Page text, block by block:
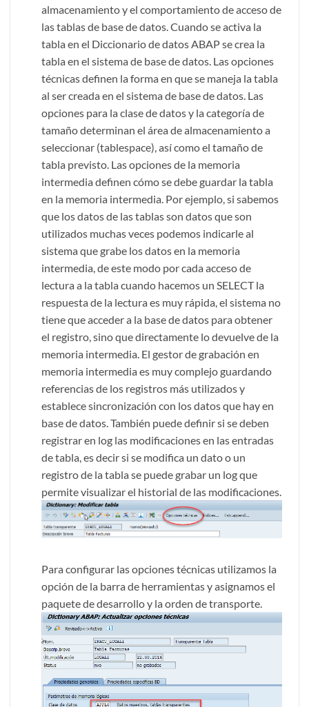
almacenamiento y el comportamiento de acceso de
las tablas de base de datos. Cuando se activa la
tabla en el Diccionario de datos ABAP se crea la
tabla en el sistema de base de datos. Las opciones
técnicas definen la forma en que se maneja la tabla
al ser creada en el sistema de base de datos. Las
opciones para la clase de datos y la categoría de
tamaño determinan el área de almacenamiento a
seleccionar (tablespace), así como el tamaño de
tabla previsto. Las opciones de la memoria
intermedia definen cómo se debe guardar la tabla
en la memoria intermedia. Por ejemplo, si sabemos
que los datos de las tablas son datos que son
utilizados muchas veces podemos indicarle al
sistema que grabe los datos en la memoria
intermedia, de este modo por cada acceso de
lectura a la tabla cuando hacemos un SELECT la
respuesta de la lectura es muy rápida, el sistema no
tiene que acceder a la base de datos para obtener
el registro, sino que directamente lo devuelve de la
memoria intermedia. El gestor de grabación en
memoria intermedia es muy complejo guardando
referencias de los registros más utilizados y
establece sincronización con los datos que hay en
base de datos. También puede definir si se deben
registrar en log las modificaciones en las entradas
de tabla, es decir si se modifica un dato o un
registro de la tabla se puede grabar un log que
permite visualizar el historial de las modificaciones.
Para configurar las opciones técnicas utilizamos la
opción de la barra de herramientas y asignamos el
paquete de desarrollo y la orden de transporte.